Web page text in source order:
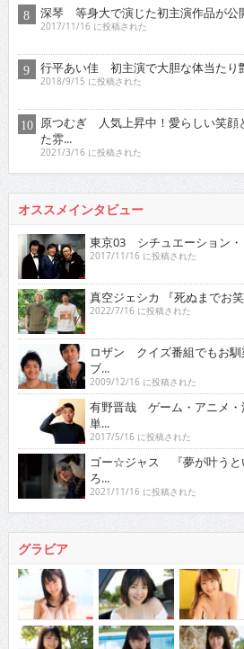
深琴 等身大で演じた初主演作品が公
2017/11/16 に投稿された
行平あい佳 初主演で大胆な体当たり
2018/9/15 に投稿された
原つむぎ 人気上昇中！愛らしい笑顔
た雰...
2021/3/16 に投稿された
オススメインタビュー
東京03 シチュエーション・
2017/11/16 に投稿された
真空ジェシカ 『死ぬまでお
2022/7/16 に投稿された
ロザン クイズ番組でもお馴
ブ...
2009/12/16 に投稿された
有野晋哉 ゲーム・アニメ・
単...
2017/5/16 に投稿された
ゴー☆ジャス 『夢が叶うと
ろ...
2021/11/16 に投稿された
グラビア